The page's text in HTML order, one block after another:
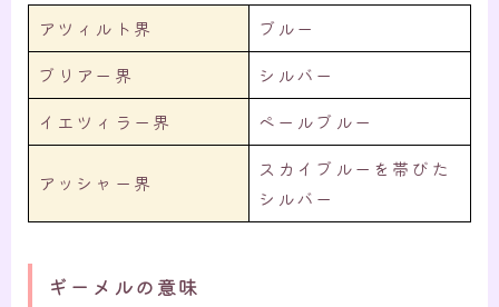
アツィルト界
ブルー
ブリアー界
シルバー
イエツィラー界
ペールブルー
アッシャー界
スカイブルーを帯びた
シルバー
ギーメルの意味